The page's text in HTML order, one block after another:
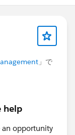
」で
help
an opportunity